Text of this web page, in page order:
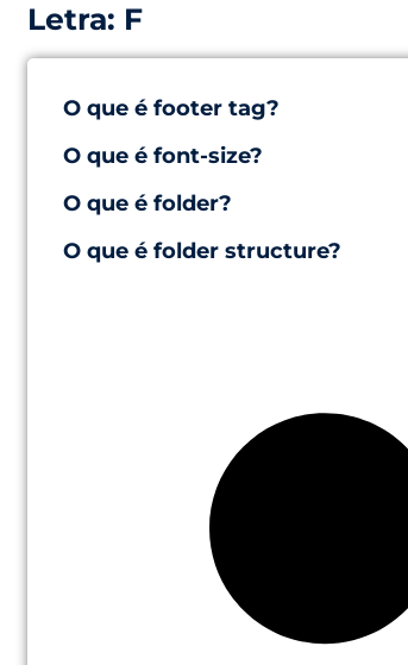
Letra: F
O que é footer tag?
O que é font-size?
O que é folder?
O que é folder structure?